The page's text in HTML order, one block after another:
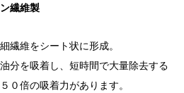
繊維製
繊維をシート状に形成。
分を吸着し、短時間で大量除去する
０倍の吸着力があります。